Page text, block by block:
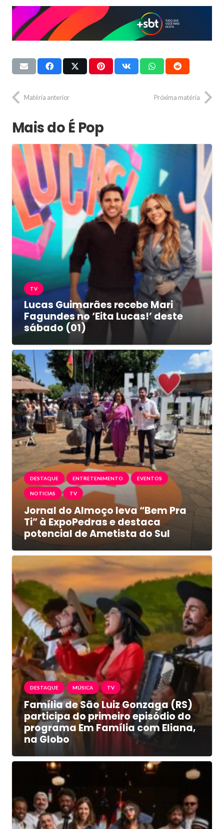
Matéria anterior Próxima matéria
Mais do É Pop
TV
Lucas Guimarães recebe Mari
Fagundes no ‘Eita Lucas!’ deste
sábado (01)
DESTAQUE ENTRETENIMENTO EVENTOS
NOTICIAS TV
Jornal do Almoço leva “Bem Pra
Ti” à ExpoPedras e destaca
potencial de Ametista do Sul
DESTAQUE MÚSICA TV
Família de São Luiz Gonzaga (RS)
participa do primeiro episódio do
programa Em Família com Eliana,
na Globo